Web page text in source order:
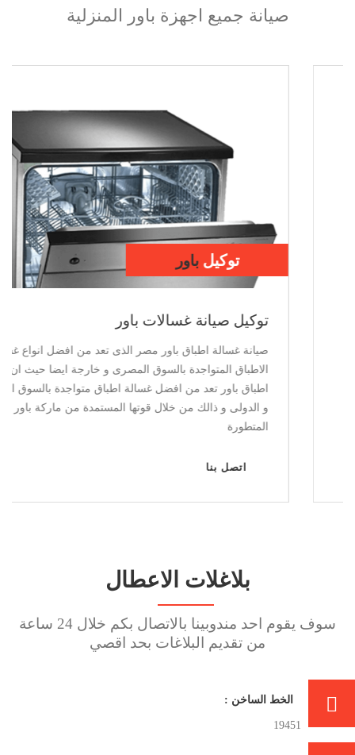
صيانة جميع اجهزة باور المنزلية
باور
توكيل صيانة ديب فريزر باور
صيانة ديب فريزر باور مصر الذى تعد من افضل انواع الديب
فريزر المتواجدة بالسوق المصرى و خارجة ايضا حيث ان ديب
فريزر باور يعد من افضل الديب فريزر المتواجدة بالسوق
المحلى و الدولى و ذالك من خلال قوتها المستمدة من ماركة
باور المتطورة
بلاغلات الاعطال
سوف يقوم احد مندوبينا بالاتصال بكم خلال 24 ساعة
من تقديم البلاغات بحد اقصي
الخط الساخن :
19451